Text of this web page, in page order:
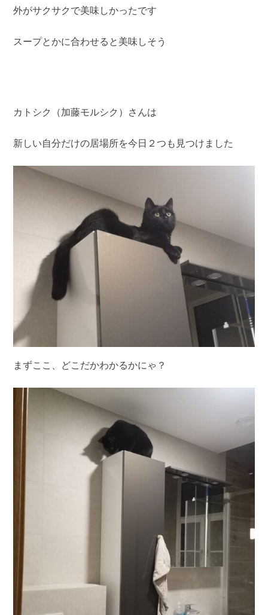
外がサクサクで美味しかったです
スープとかに合わせると美味しそう
カトシク（加藤モルシク）さんは
新しい自分だけの居場所を今日２つも見つけました
まずここ、どこだかわかるかにゃ？